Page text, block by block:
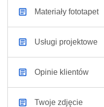
Materiały fototapet
Usługi projektowe
Opinie klientów
Twoje zdjęcie